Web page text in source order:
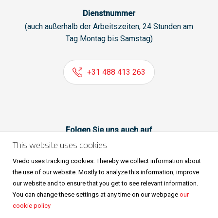
Dienstnummer
(auch außerhalb der Arbeitszeiten, 24 Stunden am
Tag Montag bis Samstag)
+31 488 413 263
Folgen Sie uns auch auf
This website uses cookies
Vredo uses tracking cookies. Thereby we collect information about
the use of our website. Mostly to analyze this information, improve
our website and to ensure that you get to see relevant information.
You can change these settings at any time on our webpage our
cookie policy